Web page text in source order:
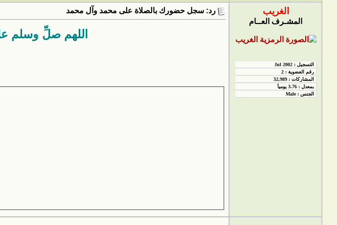
الغريب
المشـرف العــام
رد: سجل حضورك بالصلاة على محمد وآل محمد
اللهم صلِّ وسلم